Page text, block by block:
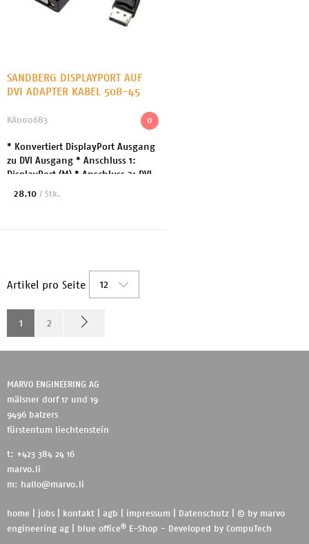
SANDBERG DISPLAYPORT AUF
DVI ADAPTER KABEL 508-45
0
KA000683
* Konvertiert DisplayPort Ausgang
zu DVI Ausgang * Anschluss 1:
DisplayPort (M) * Anschluss 2: DVI-
I (W) 07.12.11 RM GV "Bestand von
28.10 / Stk.
Artikel pro Seite 12
1 2
MARVO ENGINEERING AG
mälsner dorf 17 und 19
9496 balzers
fürstentum liechtenstein
t: +423 384 24 16
marvo.li
m:
hallo@marvo.li
home jobs kontakt agb impressum Datenschutz | © by marvo
engineering ag
blue office® E-Shop - Developed by CompuTech